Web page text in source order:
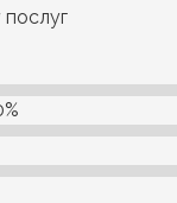
послуг